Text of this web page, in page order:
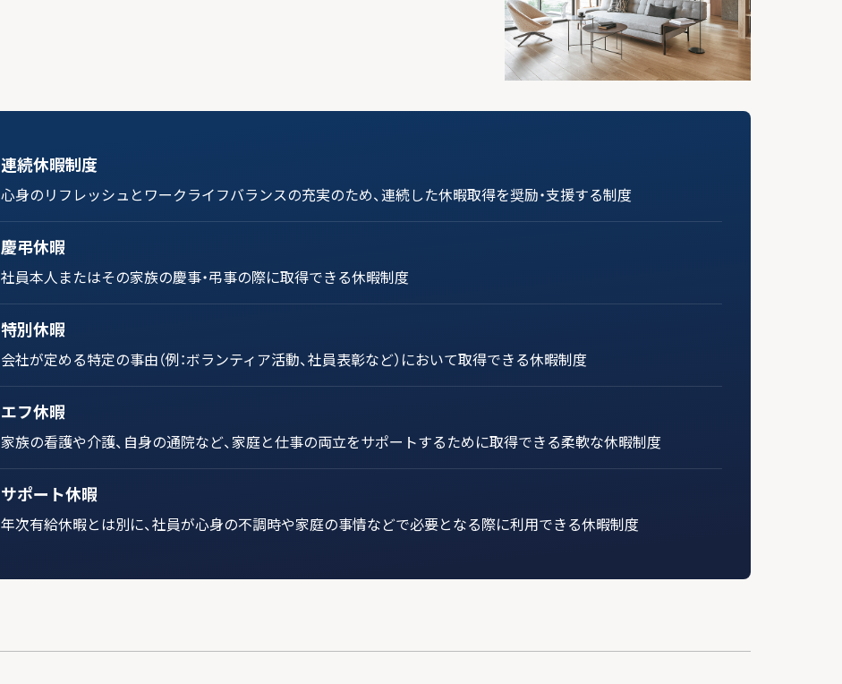
連続休暇制度
心身のリフレッシュとワークライフバランスの充実のため、連続した休暇取得を奨励・支援する制度
慶弔休暇
社員本人またはその家族の慶事・弔事の際に取得できる休暇制度
特別休暇
会社が定める特定の事由（例：ボランティア活動、社員表彰など）において取得できる休暇制度
エフ休暇
家族の看護や介護、自身の通院など、家庭と仕事の両立をサポートするために取得できる柔軟な休暇制度
サポート休暇
年次有給休暇とは別に、社員が心身の不調時や家庭の事情などで必要となる際に利用できる休暇制度